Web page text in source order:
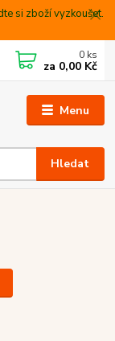
si zboží vyzkoušet.
Menu
Hledat
0 ks
za 0,00 Kč